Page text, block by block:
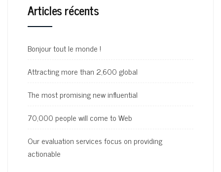
Articles récents
Bonjour tout le monde !
Attracting more than 2,600 global
The most promising new influential
70,000 people will come to Web
Our evaluation services focus on providing
actionable